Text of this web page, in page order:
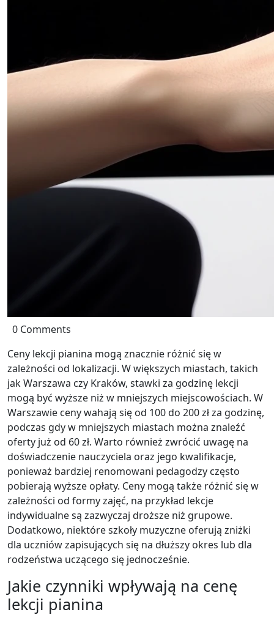
0 Comments
Ceny lekcji pianina mogą znacznie różnić się w
zależności od lokalizacji. W większych miastach, takich
jak Warszawa czy Kraków, stawki za godzinę lekcji
mogą być wyższe niż w mniejszych miejscowościach. W
Warszawie ceny wahają się od 100 do 200 zł za godzinę,
podczas gdy w mniejszych miastach można znaleźć
oferty już od 60 zł. Warto również zwrócić uwagę na
doświadczenie nauczyciela oraz jego kwalifikacje,
ponieważ bardziej renomowani pedagodzy często
pobierają wyższe opłaty. Ceny mogą także różnić się w
zależności od formy zajęć, na przykład lekcje
indywidualne są zazwyczaj droższe niż grupowe.
Dodatkowo, niektóre szkoły muzyczne oferują zniżki
dla uczniów zapisujących się na dłuższy okres lub dla
rodzeństwa uczącego się jednocześnie.
Jakie czynniki wpływają na cenę
lekcji pianina